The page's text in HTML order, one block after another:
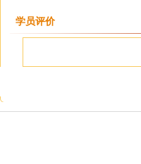
学员评价